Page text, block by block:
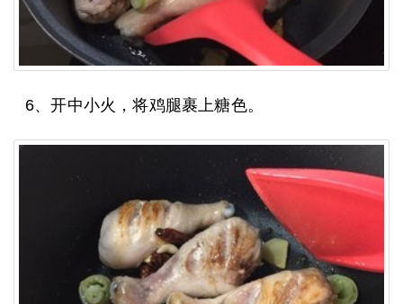
6、开中小火，将鸡腿裹上糖色。